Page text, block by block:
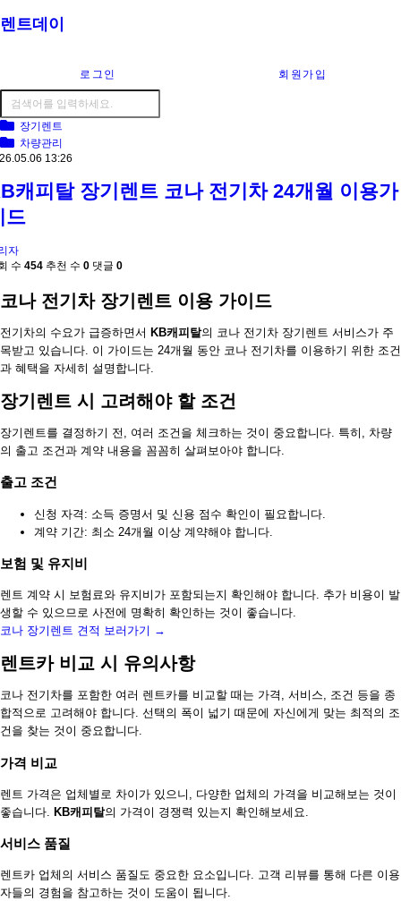
렌트데이
로그인 회원가입
장기렌트
차량관리
13:26
캐피탈 장기렌트 코나 전기차 24개월 이용가
드
자
수 454 추천 수 0 댓글 0
코나 전기차 장기렌트 이용 가이드
전기차의 수요가 급증하면서 KB캐피탈의 코나 전기차 장기렌트 서비스가 주
목받고 있습니다. 이 가이드는 24개월 동안 코나 전기차를 이용하기 위한 조건
과 혜택을 자세히 설명합니다.
장기렌트 시 고려해야 할 조건
장기렌트를 결정하기 전, 여러 조건을 체크하는 것이 중요합니다. 특히, 차량
의 출고 조건과 계약 내용을 꼼꼼히 살펴보아야 합니다.
출고 조건
신청 자격: 소득 증명서 및 신용 점수 확인이 필요합니다.
계약 기간: 최소 24개월 이상 계약해야 합니다.
보험 및 유지비
렌트 계약 시 보험료와 유지비가 포함되는지 확인해야 합니다. 추가 비용이 발
생할 수 있으므로 사전에 명확히 확인하는 것이 좋습니다.
코나 장기렌트 견적 보러가기 →
렌트카 비교 시 유의사항
코나 전기차를 포함한 여러 렌트카를 비교할 때는 가격, 서비스, 조건 등을 종
합적으로 고려해야 합니다. 선택의 폭이 넓기 때문에 자신에게 맞는 최적의 조
건을 찾는 것이 중요합니다.
가격 비교
렌트 가격은 업체별로 차이가 있으니, 다양한 업체의 가격을 비교해보는 것이
좋습니다.
KB캐피탈의 가격이 경쟁력 있는지 확인해보세요.
서비스 품질
렌트카 업체의 서비스 품질도 중요한 요소입니다. 고객 리뷰를 통해 다른 이용
자들의 경험을 참고하는 것이 도움이 됩니다.